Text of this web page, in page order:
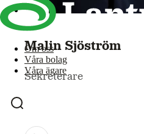
Om oss
Våra bolag
Våra ägare
Malin Sjöström
Sekreterare